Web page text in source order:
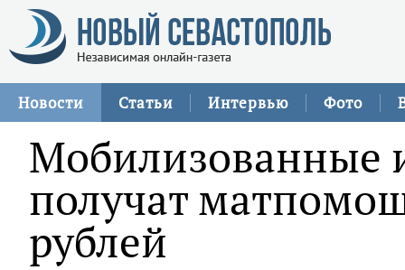
Новости Статьи Интервью Фото
Мобилизованные
получат
рублей